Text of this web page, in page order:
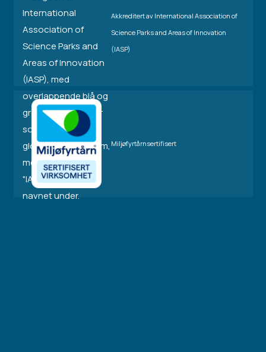
Akkreditert av International Association of
Science Parks and Areas of Innovation
(IASP)
Miljøfyrtårnsertifisert